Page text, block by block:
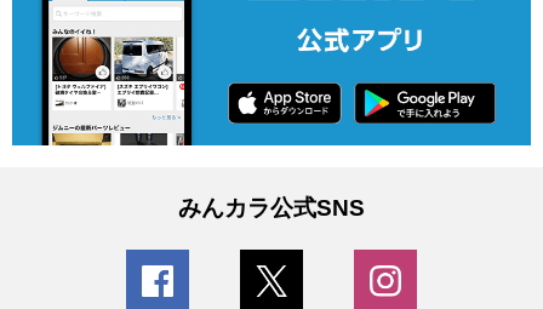
みんカラ公式SNS